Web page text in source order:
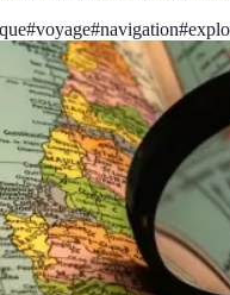
#voyage#navigation#